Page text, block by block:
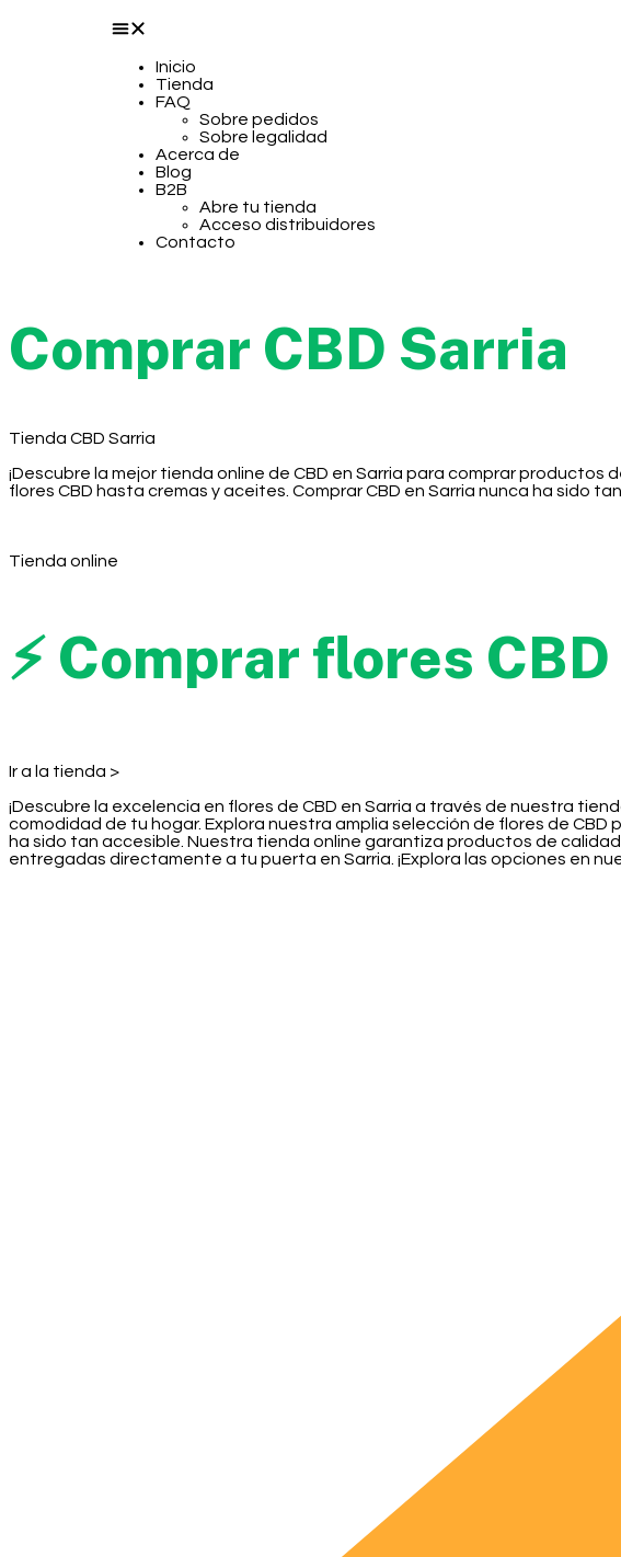
Inicio
Tienda
FAQ
Sobre pedidos
Sobre legalidad
Acerca de
Blog
B2B
Abre tu tienda
Acceso distribuidores
Contacto
Comprar CBD Sarria
Tienda CBD Sarria
¡Descubre la mejor tienda online de CBD en Sarria para comprar
flores CBD hasta cremas y aceites. Comprar CBD en Sarria nunca ha sido
Tienda online
⚡ Comprar flores CBD
Ir a la tienda >
¡Descubre la excelencia en flores de CBD en Sarria a través de nuestra
comodidad de tu hogar. Explora nuestra amplia selección de flores de
ha sido tan accesible. Nuestra tienda online garantiza productos de
entregadas directamente a tu puerta en Sarria. ¡Explora las opciones en